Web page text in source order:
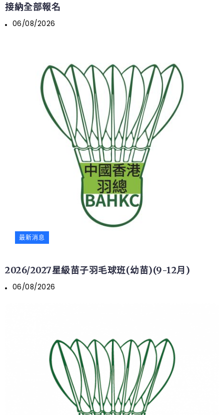
接納全部報名
06/08/2026
最新消息
2026/2027星級苗子羽毛球班(幼苗)(9-12月)
06/08/2026